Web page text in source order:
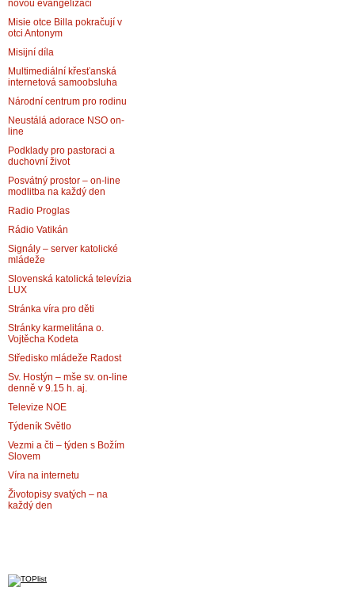
novou evangelizaci
Misie otce Billa pokračují v
otci Antonym
Misijní díla
Multimediální křesťanská
internetová samoobsluha
Národní centrum pro rodinu
Neustálá adorace NSO on-
line
Podklady pro pastoraci a
duchovní život
Posvátný prostor – on-line
modlitba na každý den
Radio Proglas
Rádio Vatikán
Signály – server katolické
mládeže
Slovenská katolická televízia
LUX
Stránka víra pro děti
Stránky karmelitána o.
Vojtěcha Kodeta
Středisko mládeže Radost
Sv. Hostýn – mše sv. on-line
denně v 9.15 h. aj.
Televize NOE
Týdeník Světlo
Vezmi a čti – týden s Božím
Slovem
Víra na internetu
Životopisy svatých – na
každý den